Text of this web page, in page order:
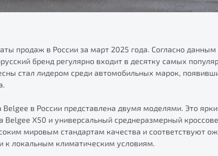
продаж в России за март 2025 года. Согласно данным
бренд регулярно входит в десятку самых
стал лидером среди автомобильных марок,
в России представлена двумя моделями. Это
Belgee X50 и универсальный среднеразмерный
мировым стандартам качества и соответствуют
к локальным климатическим условиям.